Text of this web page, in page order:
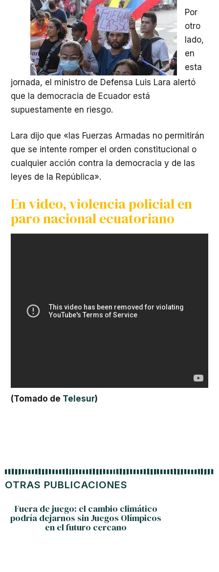
Por
otro
lado,
en
esta
jornada, el ministro de Defensa Luis Lara alertó
que la democracia de Ecuador está
supuestamente en riesgo.
Lara dijo que «las Fuerzas Armadas no permitirán
que se intente romper el orden constitucional o
cualquier acción contra la democracia y de las
leyes de la República».
En video, violencia policial en
paro nacional ecuatoriano
(Tomado de Telesur)
OTRAS PUBLICACIONES
Fuera de juego: el cambio climático
podría dejarnos sin Juegos Olímpicos
en el futuro cercano